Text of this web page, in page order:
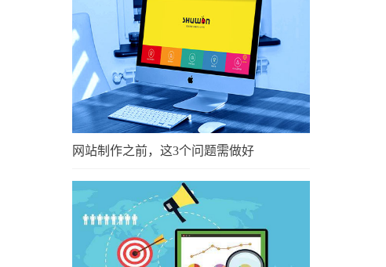
网站制作之前，这3个问题需做好